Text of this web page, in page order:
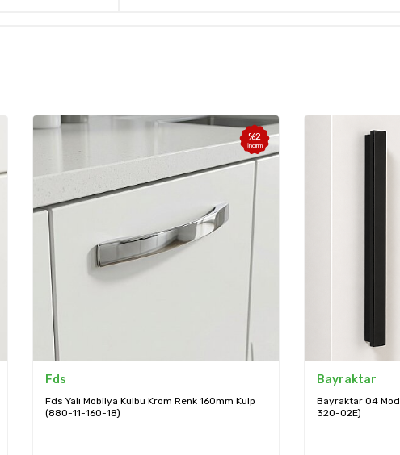
%2
İndirim
Fds
Fds Yalı Mobilya Kulbu Krom Renk 160mm Kulp
(880-11-160-18)
Bayraktar
Bayraktar 04
320-02E)